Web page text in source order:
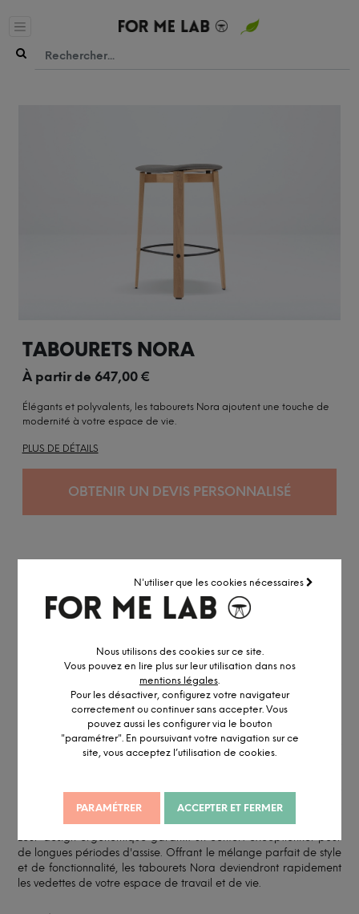
N'utiliser que les cookies nécessaires
Nous utilisons des cookies sur ce site.
Vous pouvez en lire plus sur leur utilisation dans nos
mentions légales.
Pour les désactiver, configurez votre navigateur
correctement ou continuer sans accepter. Vous
pouvez aussi les configurer via le bouton
"paramétrer". En poursuivant votre navigation sur ce
site, vous acceptez l’utilisation de cookies.
PARAMÉTRER ACCEPTER ET FERMER
TABOURETS NORA
À partir de 647,00€
Élégants et polyvalents, les tabourets Nora ajoutent une touche de
modernité à votre espace de vie.
PLUS DE DÉTAILS
OBTENIR UN DEVIS PERSONNALISÉ
DESCRIPTION DÉTAILLÉE
INFORMATION ET PERSONNALISATION
Les tabourets Nora sont l'incarnation de l'élégance et de la
polyvalence. Leur design moderne et épuré apporte une touche
de sophistication à n'importe quel espace de travail ou de
restauration. Que ce soit dans une cuisine, un restaurant, un
espace de travail ou un coin-bar, ces tabourets ajoutent
instantanément une note de modernité à votre décor.Leur
silhouette élancée et leur finition soignée s'intègrent
harmonieusement dans n'importe quel agencement. Les
tabourets Nora sont non seulement beaux, mais aussi pratiques.
Leur design ergonomique garantit un confort exceptionnel pour
de longues périodes d'assise. Offrant le mélange parfait de style
et de fonctionnalité, les tabourets Nora deviendront rapidement
les vedettes de votre espace de travail et de vie.